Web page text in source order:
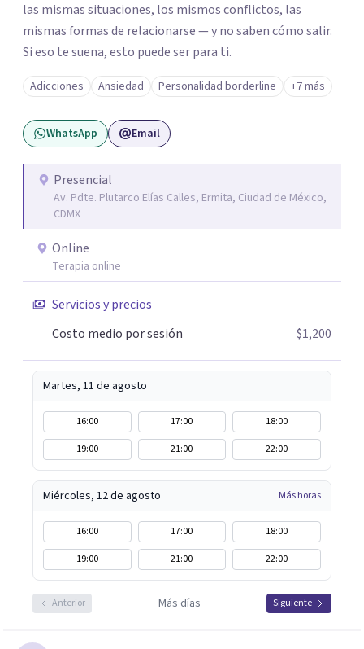
las mismas situaciones, los mismos conflictos, las
mismas formas de relacionarse — y no saben cómo salir.
Si eso te suena, esto puede ser para ti.
Adicciones Ansiedad Personalidad borderline +7 más
WhatsApp Email
Presencial
Av. Pdte. Plutarco Elías Calles, Ermita, Ciudad de México,
CDMX
Online
Terapia online
Servicios y precios
Costo medio por sesión
$1,200
Martes, 11 de agosto
16:00 17:00
18:00
19:00
21:00 22:00
Miércoles, 12 de agosto Más horas
16:00 17:00
18:00
19:00
21:00 22:00
Anterior Más días Siguiente